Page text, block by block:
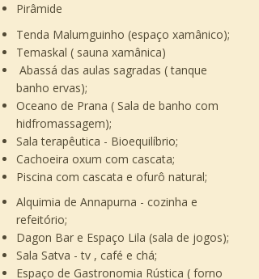
Pirâmide
Tenda Malumguinho (espaço xamânico);
Temaskal ( sauna xamânica)
​ Abassá das aulas sagradas ( tanque
banho ervas);
Oceano de Prana ( Sala de banho com
hidfromassagem);
Sala terapêutica - Bioequilíbrio;
Cachoeira oxum com cascata;
Piscina com cascata e ofurô natural;
Alquimia de Annapurna - cozinha e
refeitório;
Dagon Bar e Espaço Lila (sala de jogos);
Sala Satva - tv , café e chá;
Espaço de Gastronomia Rústica ( forno